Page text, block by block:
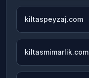
kiltaspeyzaj.com
kiltasmimarlik.com